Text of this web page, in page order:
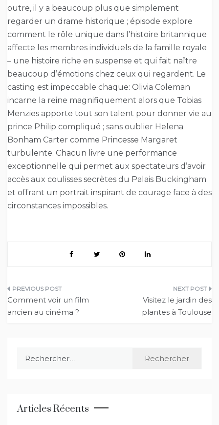
outre, il y a beaucoup plus que simplement
regarder un drame historique ; épisode explore
comment le rôle unique dans l’histoire britannique
affecte les membres individuels de la famille royale
– une histoire riche en suspense et qui fait naître
beaucoup d’émotions chez ceux qui regardent. Le
casting est impeccable chaque: Olivia Coleman
incarne la reine magnifiquement alors que Tobias
Menzies apporte tout son talent pour donner vie au
prince Philip compliqué ; sans oublier Helena
Bonham Carter comme Princesse Margaret
turbulente. Chacun livre une performance
exceptionnelle qui permet aux spectateurs d’avoir
accès aux coulisses secrètes du Palais Buckingham
et offrant un portrait inspirant de courage face à des
circonstances impossibles.
Navigation
de
Comment voir un film
ancien au cinéma ?
Visitez le jardin des
plantes à Toulouse
Articles Récents